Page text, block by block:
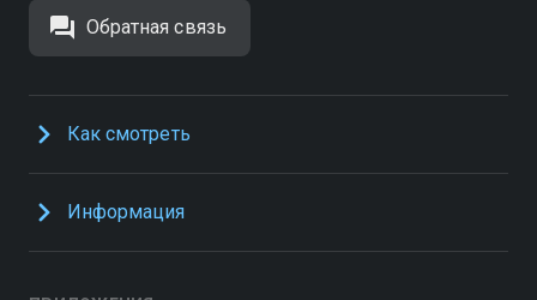
Обратная связь
Как смотреть
Информация